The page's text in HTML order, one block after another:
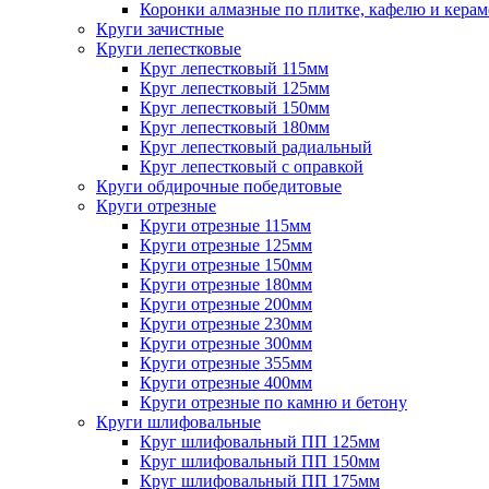
Коронки алмазные по плитке, кафелю и
Круги зачистные
Круги лепестковые
Круг лепестковый 115мм
Круг лепестковый 125мм
Круг лепестковый 150мм
Круг лепестковый 180мм
Круг лепестковый радиальный
Круг лепестковый с оправкой
Круги обдирочные победитовые
Круги отрезные
Круги отрезные 115мм
Круги отрезные 125мм
Круги отрезные 150мм
Круги отрезные 180мм
Круги отрезные 200мм
Круги отрезные 230мм
Круги отрезные 300мм
Круги отрезные 355мм
Круги отрезные 400мм
Круги отрезные по камню и бетону
Круги шлифовальные
Круг шлифовальный ПП 125мм
Круг шлифовальный ПП 150мм
Круг шлифовальный ПП 175мм